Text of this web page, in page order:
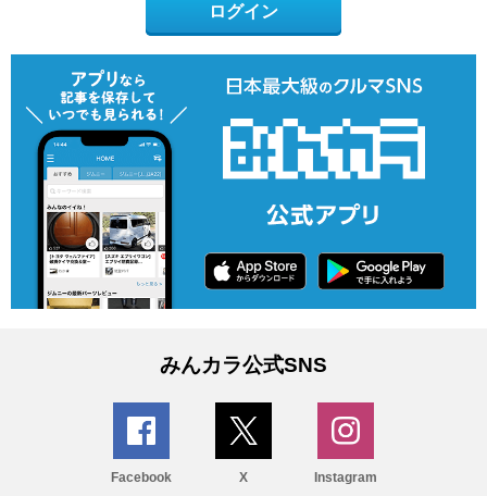
ログイン
みんカラ公式SNS
Facebook X Instagram